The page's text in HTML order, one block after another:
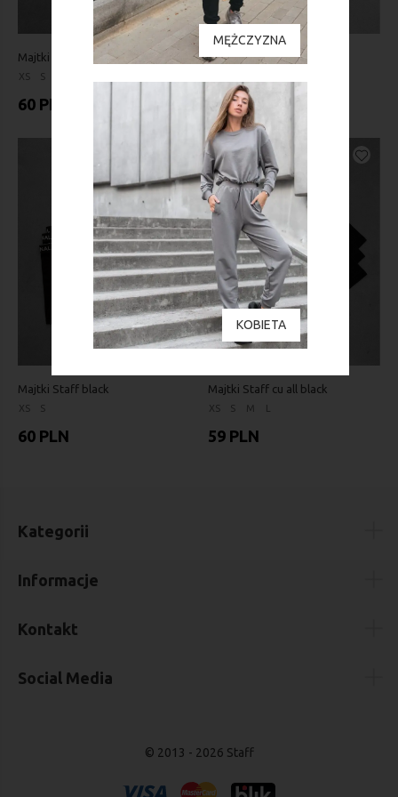
Majtki Staff khaki
XS S
60 PLN
Majtki Staff at black
73 PLN
Majtki Staff black
XS S
60 PLN
Majtki Staff cu all black
XS S M L
59 PLN
Kategorii
Informacje
Kontakt
Social Media
© 2013 - 2026 Staff
MĘŻCZYZNA
KOBIETA